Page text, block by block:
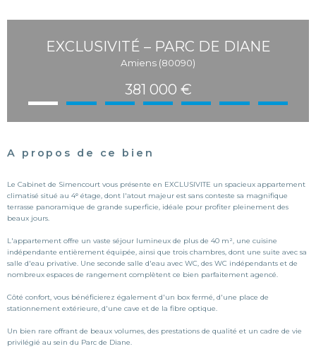
EXCLUSIVITÉ – PARC DE DIANE
Amiens (80090)
381 000 €
A propos de ce bien
Le Cabinet de Simencourt vous présente en EXCLUSIVITE un spacieux appartement
climatisé situé au 4ᵉ étage, dont l'atout majeur est sans conteste sa magnifique
terrasse panoramique de grande superficie, idéale pour profiter pleinement des
beaux jours.
L'appartement offre un vaste séjour lumineux de plus de 40 m², une cuisine
indépendante entièrement équipée, ainsi que trois chambres, dont une suite avec sa
salle d'eau privative. Une seconde salle d'eau avec WC, des WC indépendants et de
nombreux espaces de rangement complètent ce bien parfaitement agencé.
Côté confort, vous bénéficierez également d'un box fermé, d'une place de
stationnement extérieure, d'une cave et de la fibre optique.
Un bien rare offrant de beaux volumes, des prestations de qualité et un cadre de vie
privilégié au sein du Parc de Diane.